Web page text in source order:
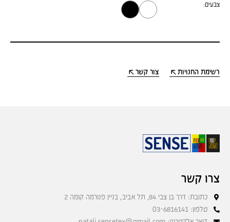
צבעים:
רשימת החנויות צור קשר
צרו קשר
כתובת: דרך בן צבי 84, תל אביב, בניין פנורמה קומה 2
טלפון: 03-6816141